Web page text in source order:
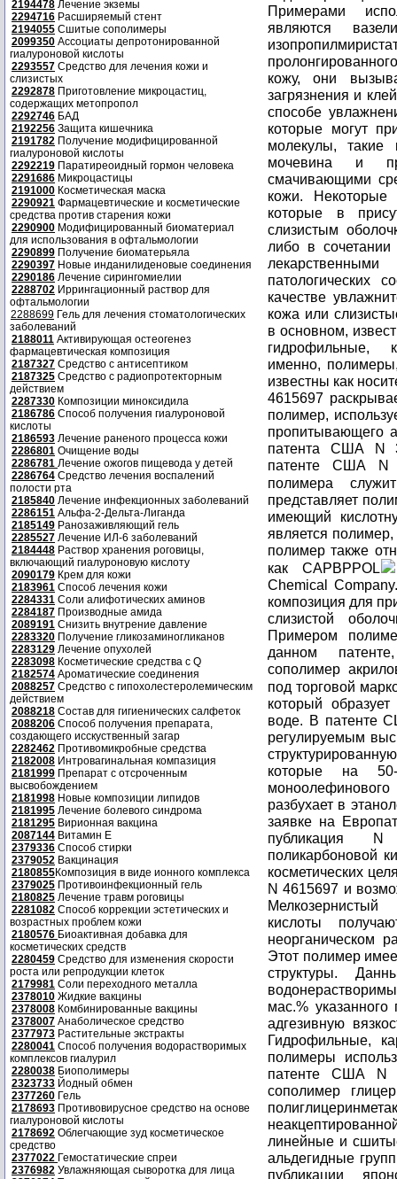
2194478 Лечение экземы
2294716 Расширяемый стент
2194055 Сшитые сополимеры
2099350 Ассоциаты депротонированной
гиалуроновой кислоты
2293557 Средство для лечения кожи и
слизистых
2292878 Приготовление микроцастиц,
содержащих метопропол
2292746 БАД
2192256 Защита кишечника
2191782 Получение модифицированной
гиалуроновой кислоты
2292219 Паратиреоидный гормон человека
2291686 Микроцастицы
2191000 Косметическая маска
2290921 Фармацевтические и косметические
средства против старения кожи
2290900 Модифицированный биоматериал
для использования в офтальмологии
2290899 Получение биоматерьяла
2290397 Новые инданилиденовые соединения
2290186 Лечение сирингомиелии
2288702 Иррингационный раствор для
офтальмологии
2288699 Гель для лечения стоматологических
заболеваний
2188011 Активирующая остеогенез
фармацевтическая композиция
2187327 Средство с антисептиком
2187325 Средство с радиопротекторным
действием
2287330 Композиции миноксидила
2186786 Способ получения гиалуроновой
кислоты
2186593 Лечение раненого процесса кожи
2286801 Очищение воды
2286781 Лечение ожогов пищевода у детей
2286764 Средство лечения воспалений
полости рта
2185840 Лечение инфекционных заболеваний
2286151 Альфа-2-Дельта-Лиганда
2185149 Ранозаживляющий гель
2285527 Лечение ИЛ-6 заболеваний
2184448 Раствор хранения роговицы,
включающий гиалуроновую кислоту
2090179 Крем для кожи
2183961 Способ лечения кожи
2284331 Соли алифотических аминов
2284187 Производные амида
2089191 Снизить внутрение давление
2283320 Получение гликозаминогликанов
2283129 Лечение опухолей
2283098 Косметические средства с Q
2182574 Ароматические соединения
2088257 Средство с гипохолестеролемическим
действием
2088218 Состав для гигиенических салфеток
2088206 Способ получения препарата,
создающего исскуственный загар
2282462 Противомикробные средства
2182008 Интровагинальная компазиция
2181999 Препарат с отсроченным
высвобождением
2181998 Новые композиции липидов
2181995 Лечение болевого синдрома
2181295 Вирионная вакцина
2087144 Витамин Е
2379336 Способ стирки
2379052 Вакцинация
2180855Композиция в виде ионного комплекса
2379025 Противоинфекционный гель
2180825 Лечение травм роговицы
2281082 Способ коррекции эстетических и
возрастных проблем кожи
2180576 Биоактивная добавка для
косметических средств
2280459 Средство для изменения скорости
роста или репродукции клеток
2179981 Соли переходного металла
2378010 Жидкие вакцины
2378008 Комбинированные вакцины
2378007 Анаболическое средство
2377973 Растительные экстракты
2280041 Способ получения водорастворимых
комплексов гиалурил
2280038 Биополимеры
2323733 Йодный обмен
2377260 Гель
2178693 Противовирусное средство на основе
гиалуроновой кислоты
2178692 Облегчающие зуд косметическое
средство
2377022 Гемостатические спреи
2376982 Увлажняющая сыворотка для лица
Примерами
являются
кожу, они
загрязнения и
способе
которые могут
молекулы, такие
мочевина и
смачивающими
кожи. Некоторые
которые в
слизистым
либо в
патологических
качестве
кожа или
в основном,
гидрофильные,
именно,
известны как
4615697
полимер,
пропитывающего
патента США N
патенте США N
полимера
представляет
имеющий
является
полимер также
как CAPBPPOL
Chemical
композиция для
слизистой
Примером
данном
сополимер
под торговой
который
воде. В патенте
регулируемым
которые на 50-
разбухает в
заявке на
публикация N
поликарбоновой
косметических
N 4615697 и
кислоты
неорганическом
Этот полимер
структуры.
мас.%
адгезивную
Гидрофильные,
полимеры
патенте США N
сополимер
линейные и
альдегидные
публикации